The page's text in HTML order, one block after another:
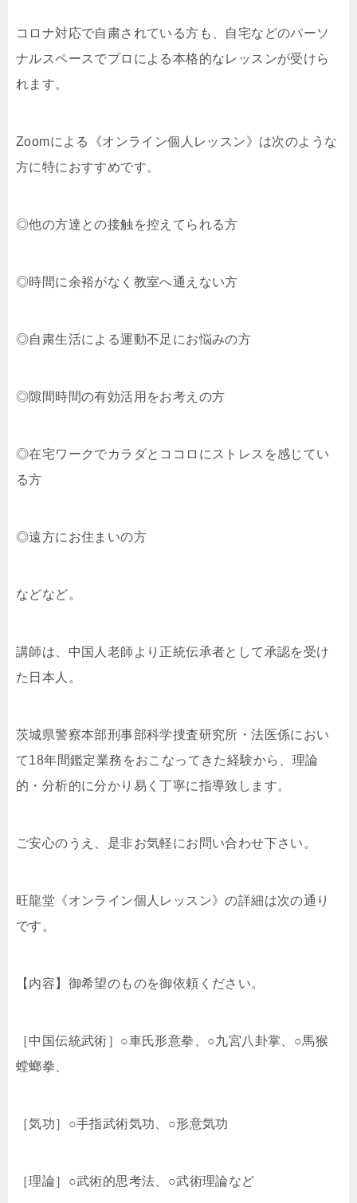
コロナ対応で自粛されている方も、自宅などのパーソ
ナルスペースでプロによる本格的なレッスンが受けら
れます。
Zoomによる《オンライン個人レッスン》は次のような
方に特におすすめです。
◎他の方達との接触を控えてられる方
◎時間に余裕がなく教室へ通えない方
◎自粛生活による運動不足にお悩みの方
◎隙間時間の有効活用をお考えの方
◎在宅ワークでカラダとココロにストレスを感じてい
る方
◎遠方にお住まいの方
などなど。
講師は、中国人老師より正統伝承者として承認を受け
た日本人。
茨城県警察本部刑事部科学捜査研究所・法医係におい
て18年間鑑定業務をおこなってきた経験から、理論
的・分析的に分かり易く丁寧に指導致します。
ご安心のうえ、是非お気軽にお問い合わせ下さい。
旺龍堂《オンライン個人レッスン》の詳細は次の通り
です。
【内容】御希望のものを御依頼ください。
［中国伝統武術］○車氏形意拳、○九宮八卦掌、○馬猴
螳螂拳、
［気功］○手指武術気功、○形意気功
［理論］○武術的思考法、○武術理論など